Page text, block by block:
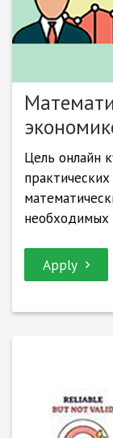
Цель онлайн
необходимых
Apply